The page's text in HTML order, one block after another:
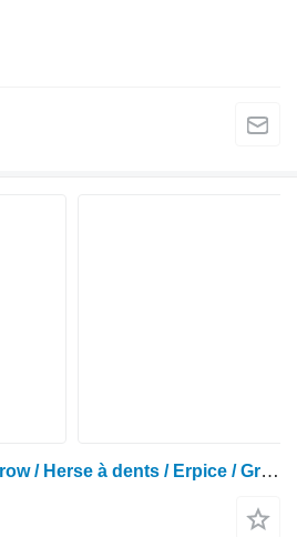
Zinkenegge / Tine harrow / Herse à dents / Erpice / Grada de púa